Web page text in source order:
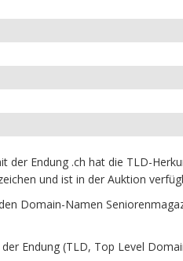
Endung .ch hat die TLD-
und ist in der Auktion
Domain-Namen
Endung (TLD, Top Level